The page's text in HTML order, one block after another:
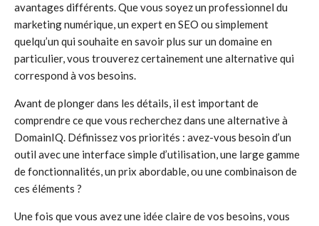
avantages différents. Que vous soyez un professionnel du
marketing numérique, un expert en SEO ou simplement
quelqu’un qui souhaite en savoir plus sur un domaine en
particulier, vous trouverez certainement une alternative qui
correspond à vos besoins.
Avant de plonger dans les détails, il est important de
comprendre ce que vous recherchez dans une alternative à
DomainIQ. Définissez vos priorités : avez-vous besoin d’un
outil avec une interface simple d’utilisation, une large gamme
de fonctionnalités, un prix abordable, ou une combinaison de
ces éléments ?
Une fois que vous avez une idée claire de vos besoins, vous